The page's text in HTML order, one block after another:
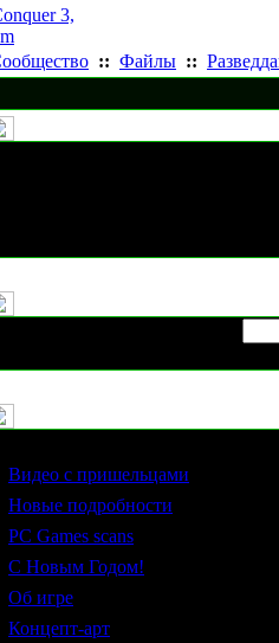
:: Файлы ::
Видео с пришельцами
Новые подробности
PC Games scans
С Новым Годом!
Об игре
Концепт-арт